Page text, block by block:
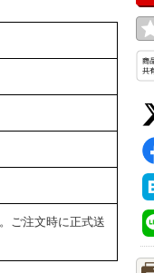
ご注文時に正式送